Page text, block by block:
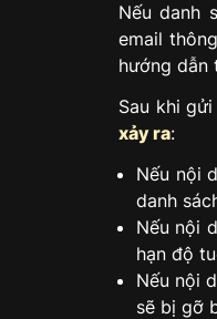
Nếu danh
email
hướng dẫn
Sau khi
xảy ra:
Nếu nội
danh
Nếu nội
hạn độ
Nếu nội
sẽ bị gỡ